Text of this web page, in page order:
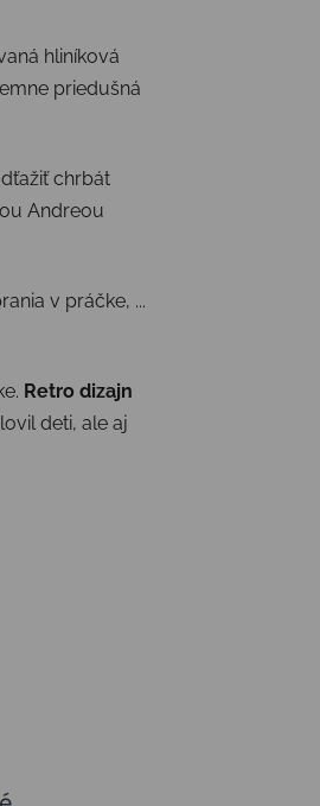
hliníková
priedušná
chrbát
Andreou
v práčke, ...
Retro dizajn
deti, ale aj